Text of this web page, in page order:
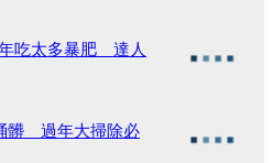
年吃太多暴肥 達人
髒 過年大掃除必